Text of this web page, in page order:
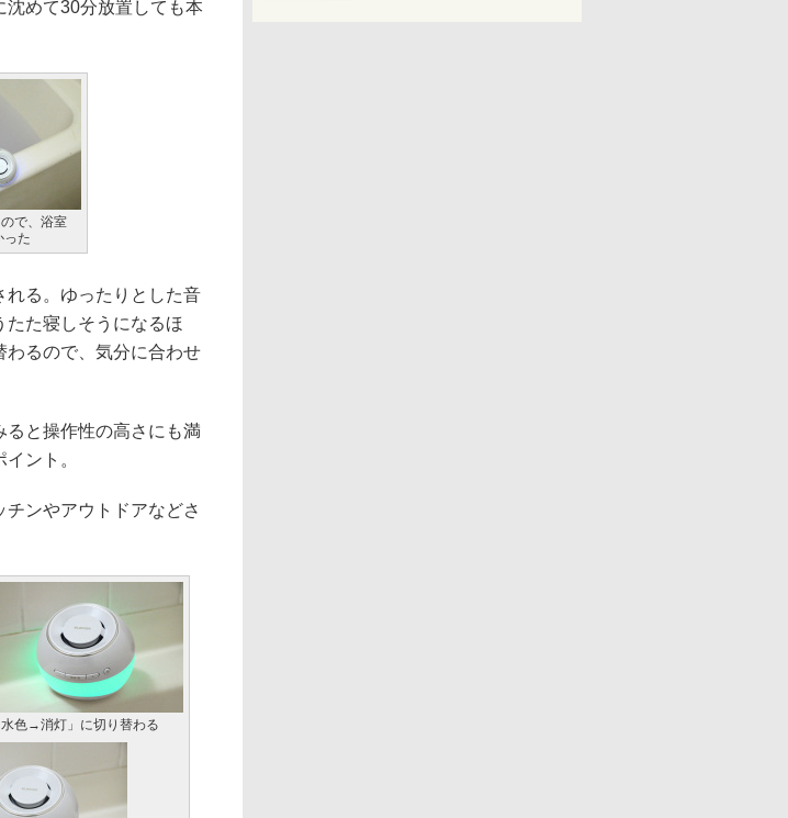
沈めて30分放置しても本
で、浴室
った
る。ゆったりとした音
た寝しそうになるほ
るので、気分に合わせ
と操作性の高さにも満
ント。
ンやアウトドアなどさ
色→消灯」に切り替わる